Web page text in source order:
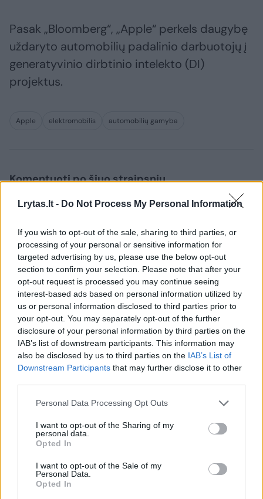
Lrytas.lt - Do Not Process My Personal Information
If you wish to opt-out of the sale, sharing to third parties, or
processing of your personal or sensitive information for
targeted advertising by us, please use the below opt-out
section to confirm your selection. Please note that after your
opt-out request is processed you may continue seeing
interest-based ads based on personal information utilized by
us or personal information disclosed to third parties prior to
your opt-out. You may separately opt-out of the further
disclosure of your personal information by third parties on the
IAB’s list of downstream participants. This information may
also be disclosed by us to third parties on the IAB’s List of
Downstream Participants that may further disclose it to other
Personal Data Processing Opt Outs
I want to opt-out of the Sharing of my
personal data.
Opted In
I want to opt-out of the Sale of my
Personal Data.
Opted In
Pasak „Bloomberg“, „Apple“ perkels daugybę
uždaryto automobilių padalinio darbuotojų į
generatyvinio dirbtinio intelekto (DI)
projektus.
Apple elektromobilis automobilių gamyba
Komentuoti po šiuo straipsniu
Komentuoti gali tik Lrytas registruoti vartotojai.
Prisijunkite prie registruotų vartotojų
bendruomenės ir bendraukite komentaruose!
Rodyti komentarus
Prisijungti komentatoriams